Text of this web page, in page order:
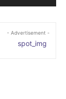
- Advertisement -